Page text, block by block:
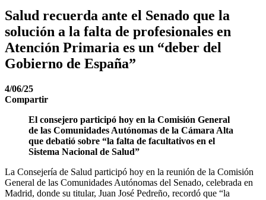
Salud recuerda ante el Senado que la
solución a la falta de profesionales en
Atención Primaria es un “deber del
Gobierno de España”
4/06/25
Compartir
El consejero participó hoy en la Comisión General
de las Comunidades Autónomas de la Cámara Alta
que debatió sobre “la falta de facultativos en el
Sistema Nacional de Salud”
La Consejería de Salud participó hoy en la reunión de la Comisión
General de las Comunidades Autónomas del Senado, celebrada en
Madrid, donde su titular, Juan José Pedreño, recordó que “la